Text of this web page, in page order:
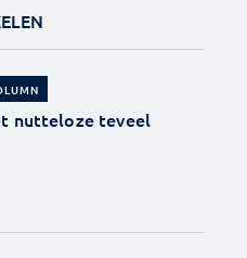
nutteloze teveel